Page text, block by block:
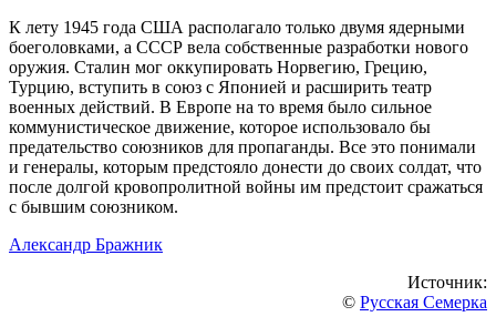
К лету 1945 года США располагало только двумя ядерными
боеголовками, а СССР вела собственные разработки нового
оружия. Сталин мог оккупировать Норвегию, Грецию,
Турцию, вступить в союз с Японией и расширить театр
военных действий. В Европе на то время было сильное
коммунистическое движение, которое использовало бы
предательство союзников для пропаганды. Все это понимали
и генералы, которым предстояло донести до своих солдат, что
после долгой кровопролитной войны им предстоит сражаться
с бывшим союзником.
Александр Бражник
Источник:
© Русская Семерка